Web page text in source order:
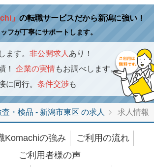
」 の転職サービスだから新潟に強い！
フが丁寧にサポートします。
ます。 非公開求人 あり！
！ 企業の実情もお調べします。
に同行。 条件交渉も
査・検品 - 新潟市東区 の求人 求人情報
Komachiの強み
ご利用の流れ
ご利用者様の声